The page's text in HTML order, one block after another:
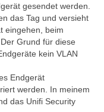
gesendet werden.
das Tag und versieht
eingehen, beim
Grund für diese
kein VLAN
Endgerät
werden. In meinem
das Unifi Security